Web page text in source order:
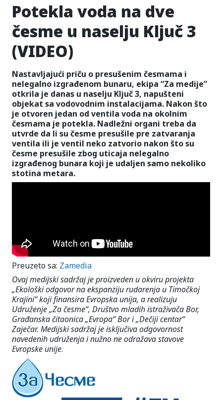
Potekla voda na dve
česme u naselju Ključ 3
(VIDEO)
Nastavljajući priču o presušenim česmama i
nelegalno izgrađenom bunaru, ekipa “Za medije”
otkrila je danas u naselju Ključ 3, napušteni
objekat sa vodovodnim instalacijama. Nakon što
je otvoren jedan od ventila voda na okolnim
česmama je potekla. Nadležni organi treba da
utvrde da li su česme presušile pre zatvaranja
ventila ili je ventil neko zatvorio nakon što su
česme presušile zbog uticaja nelegalno
izgrađenog bunara koji je udaljen samo nekoliko
stotina metara.
Preuzeto sa: Zamedia
Ovaj medijski sadržaj je proizveden u okviru projekta
„Ekološki odgovor na ekspanziju rudarenja u Timočkoj
Krajini“ koji finansira Evropska unija, a realizuju
Udruženje „Za česme“, Društvo mladih istraživača Bor,
Građanska čitaonica „Evropa“ Bor i „Dečiji centar“
Zaječar. Medijski sadržaj je isključiva odgovornost
navedenih udruženja i nužno ne odražava stavove
Evropske unije.